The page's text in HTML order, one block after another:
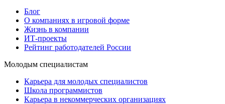
Блог
О компаниях в игровой форме
Жизнь в компании
ИТ-проекты
Рейтинг работодателей России
Молодым специалистам
Карьера для молодых специалистов
Школа программистов
Карьера в некоммерческих организациях